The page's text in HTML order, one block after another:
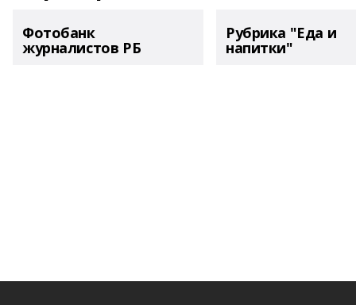
Фотобанк
журналистов РБ
Рубрика "Еда и
напитки"